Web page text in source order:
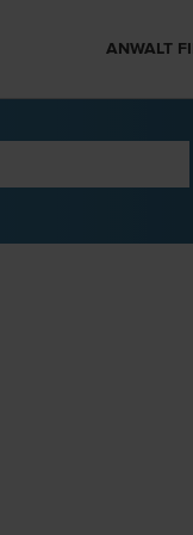
ANWALT